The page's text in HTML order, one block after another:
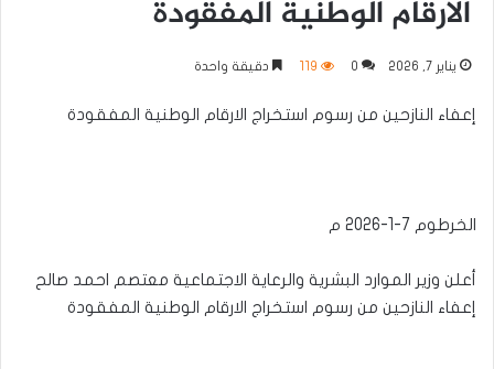
الارقام الوطنية المفقودة
يناير 7, 2026 0
119 دقيقة واحدة
إعفاء النازحين من رسوم استخراج الارقام الوطنية المفقودة
الخرطوم 7-1-2026 م
أعلن وزير الموارد البشرية والرعاية الاجتماعية معتصم احمد صالح
إعفاء النازحين من رسوم استخراج الارقام الوطنية المفقودة